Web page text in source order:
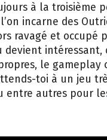
à la troisième
incarne des
ravagé et occupé
devient intéressant,
le
toi à un jeu
entre autres pour